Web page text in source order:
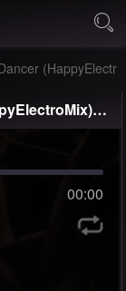
包房FH必备_Rhythm Is A Dancer (HappyElectroMix)_FunkyHouse
00:00